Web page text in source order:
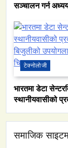
सञ्चालन गर्न
टेक्नोलोजी
भारतमा डेटा
स्थानीयवासीको
चिन्ता
समाजिक